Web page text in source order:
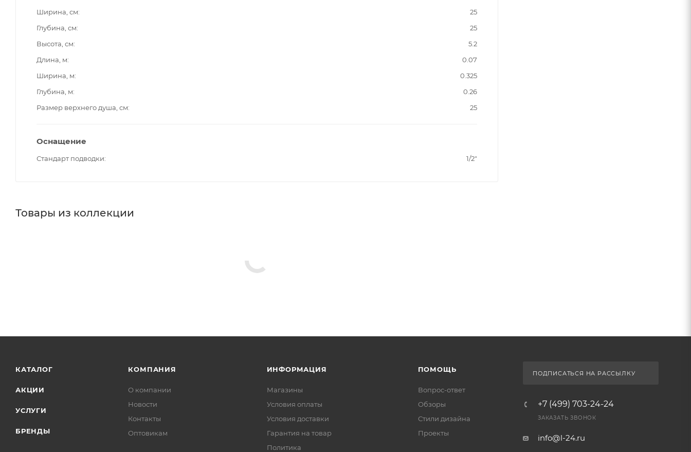
Ширина, см
25
Глубина, см
25
Высота, см
5.2
Длина, м
0.07
Ширина, м
0.325
Глубина, м
0.26
Размер верхнего душа, см
25
Оснащение
Стандарт подводки 1/2"
Товары из коллекции
КАТАЛОГ
АКЦИИ
УСЛУГИ
БРЕНДЫ
КОМПАНИЯ
О компании
Новости
Контакты
Оптовикам
ИНФОРМАЦИЯ
Магазины
Условия оплаты
Условия доставки
Гарантия на товар
Политика
ПОМОЩЬ
Вопрос-ответ
Обзоры
Стили дизайна
Проекты
ПОДПИСАТЬСЯ НА РАССЫЛКУ
+7 (499) 703-24-24
ЗАКАЗАТЬ ЗВОНОК
info@l-24.ru